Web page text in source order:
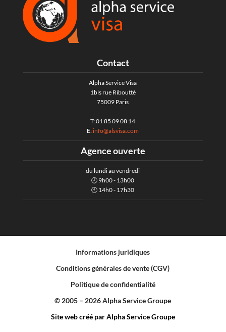
Contact
Alpha Service Visa
1bis rue Riboutté
75009 Paris
T: 01 85 09 08 14
E: info@alsvisa.com
Agence ouverte
du lundi au vendredi
🕘 9h00 - 13h00
🕘 14h0 - 17h30
Informations juridiques
Conditions générales de vente (CGV)
Politique de confidentialité
© 2005 – 2026 Alpha Service Groupe
Site web créé par Alpha Service Groupe